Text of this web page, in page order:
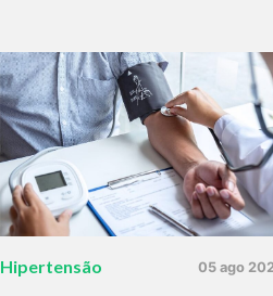
Hipertensão 05 ago